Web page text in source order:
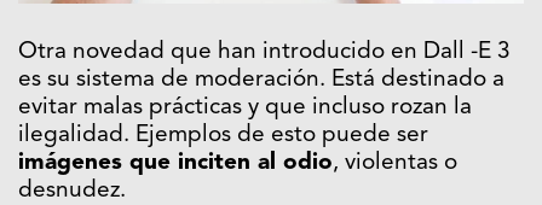
Otra novedad que han introducido en Dall -E 3
es su sistema de moderación. Está destinado a
evitar malas prácticas y que incluso rozan la
ilegalidad. Ejemplos de esto puede ser
imágenes que inciten al odio, violentas o
desnudez.